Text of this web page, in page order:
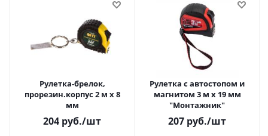
Рулетка-брелок,
прорезин.корпус 2 м x 8
мм
204 руб./шт
Рулетка с автостопом и
магнитом 3 м х 19 мм
"Монтажник"
207 руб./шт